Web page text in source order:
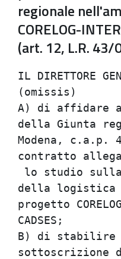
regionale
CORELOG-
(art. 12, L.R. 43/
IL DIRETTORE
(omissis)	determina:
A) di affidare
della Giunta
Modena, c.a.p.
contratto
lo studio sulla
della logistica
progetto
CADSES;
B) di stabilire
sottoscrizione